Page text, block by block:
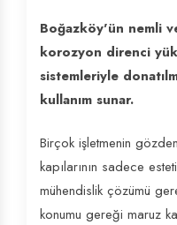
Boğazköy'ün nemli
korozyon direnci
sistemleriyle
kullanım sunar.
Birçok işletmenin
kapılarının sadece
mühendislik çözümü
konumu gereği maruz